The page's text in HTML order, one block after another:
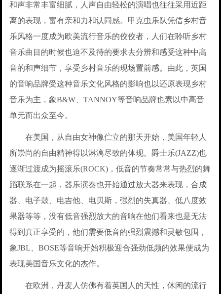
和声非常丰富细腻，人声自由轻松的演唱也往往采用近距
离的表现，富有亲和力和认同感。甲克虫乐队凭借乡村音
乐风格一度成为欧美流行音乐的佼佼者，人们在聆听乡村
音乐曲目的时候也迫不及待的要求去分辨和感受这种中高
音的和声细节，享受乡村音乐的现场置前感。由此，英国
的音响品牌受这种音乐文化风格的影响也以还原表现乡村
音乐为主，象B&W、TANNOY等音响品牌也素以中高音
单元而出众至今。
在美国，从自由女神像伫立的那天开始，美国年轻人
所崇尚的自由精神得以淋漓尽致的体现。爵士乐(JAZZ)也
逐渐过渡成为摇滚乐(ROCK)，低音的节奏常常与热烈的舞
蹈联系在一起，器乐演奏也开始通过放大器来表现，合成
器、电子鼓、电吉他、电贝斯，强烈的失真器、低八度效
果器等等，没有低音强烈放大的音响在他们看来也是无法
得到真正享受的，他们需要低音的强烈震撼和灵敏包围，
象JBL、BOSE等音响开始积极迎合强劲低频的效果便成为
表现美国音乐文化的杰作。
在欧洲，丹麦人仿佛有着英国人的天性，休闲的流行